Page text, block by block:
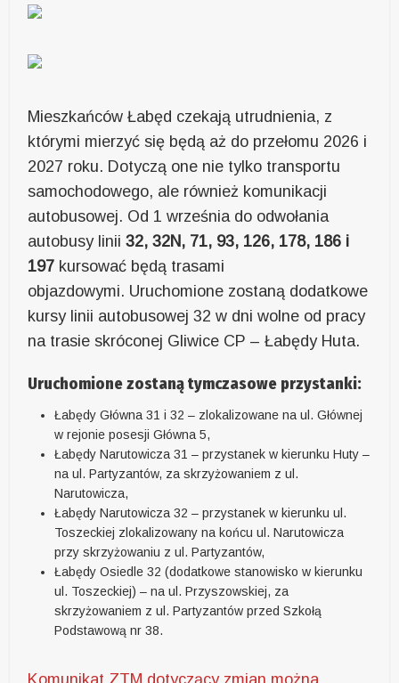
Mieszkańców Łabęd czekają utrudnienia, z
którymi mierzyć się będą aż do przełomu 2026 i
2027 roku. Dotyczą one nie tylko transportu
samochodowego, ale również komunikacji
autobusowej. Od 1 września do odwołania
autobusy linii32, 32N, 71, 93, 126, 178, 186 i
197 kursować będą trasami
objazdowymi. Uruchomione zostaną dodatkowe
kursy linii autobusowej 32 w dni wolne od pracy
na trasie skróconej Gliwice CP – Łabędy Huta.
Uruchomione zostaną tymczasowe przystanki:
Łabędy Główna 31 i 32 – zlokalizowane na ul. Głównej
w rejonie posesji Główna 5,
Łabędy Narutowicza 31 – przystanek w kierunku Huty –
na ul. Partyzantów, za skrzyżowaniem z ul.
Narutowicza,
Łabędy Narutowicza 32 – przystanek w kierunku ul.
Toszeckiej zlokalizowany na końcu ul. Narutowicza
przy skrzyżowaniu z ul. Partyzantów,
Łabędy Osiedle 32 (dodatkowe stanowisko w kierunku
ul. Toszeckiej) – na ul. Przyszowskiej, za
skrzyżowaniem z ul. Partyzantów przed Szkołą
Podstawową nr 38.
Komunikat ZTM dotyczący zmian można